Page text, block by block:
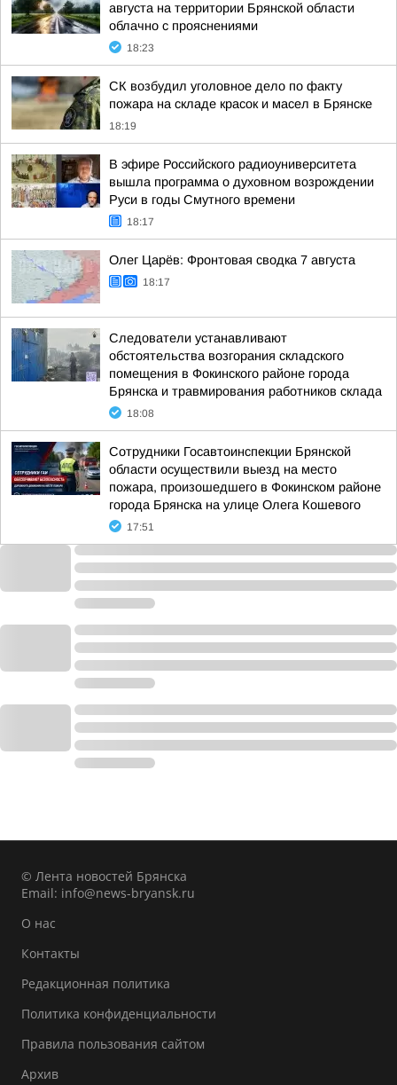
августа на территории Брянской области
облачно с прояснениями
18:23
СК возбудил уголовное дело по факту
пожара на складе красок и масел в Брянске
18:19
В эфире Российского радиоуниверситета
вышла программа о духовном возрождении
Руси в годы Смутного времени
18:17
Олег Царёв: Фронтовая сводка 7 августа
18:17
Следователи устанавливают
обстоятельства возгорания складского
помещения в Фокинского районе города
Брянска и травмирования работников склада
18:08
Сотрудники Госавтоинспекции Брянской
области осуществили выезд на место
пожара, произошедшего в Фокинском районе
города Брянска на улице Олега Кошевого
17:51
© Лента новостей Брянска
Email: info@news-bryansk.ru
О нас
Контакты
Редакционная политика
Политика конфиденциальности
Правила пользования сайтом
Архив